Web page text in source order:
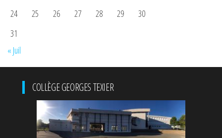
24
25 26 27 28 29
30
31
« Juil
COLLÈGE GEORGES TEXIER